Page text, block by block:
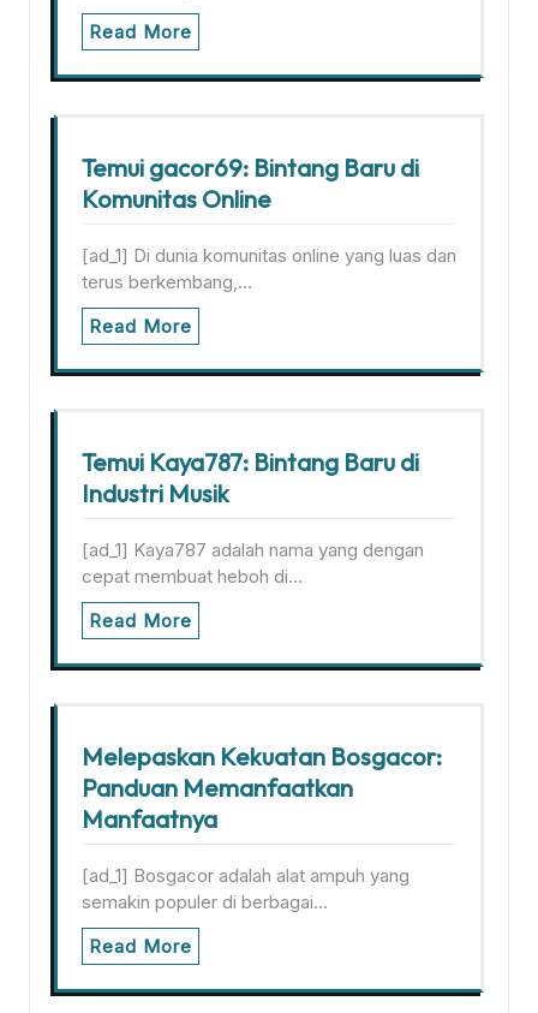
Read More
Temui gacor69: Bintang Baru di
Komunitas Online
[ad_1] Di dunia komunitas online yang luas dan
terus berkembang,…
Read More
Temui Kaya787: Bintang Baru di
Industri Musik
[ad_1] Kaya787 adalah nama yang dengan
cepat membuat heboh di…
Read More
Melepaskan Kekuatan Bosgacor:
Panduan Memanfaatkan
Manfaatnya
[ad_1] Bosgacor adalah alat ampuh yang
semakin populer di berbagai…
Read More